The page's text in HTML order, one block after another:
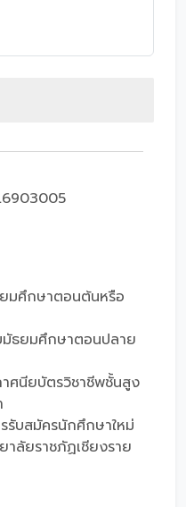
ยมศึกษาตอนต้นหรือ
มัธยมศึกษาตอนปลาย
ศนียบัตรวิชาชีพชั้นสูง
รับสมัครนักศึกษาใหม่
ลัยราชภัฏเชียงราย